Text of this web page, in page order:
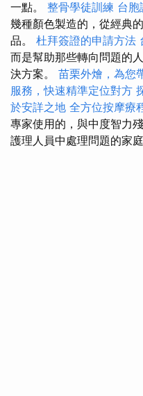
一點。 整骨學徒訓練 台胞
幾種顏色製造的，從經典
品。 杜拜簽證的申請方法
而是幫助那些轉向問題的
決方案。 苗栗外燴，為您
服務，快速精準定位對方
於安詳之地 全方位按摩療
專家使用的，與中度智力
護理人員中處理問題的家庭